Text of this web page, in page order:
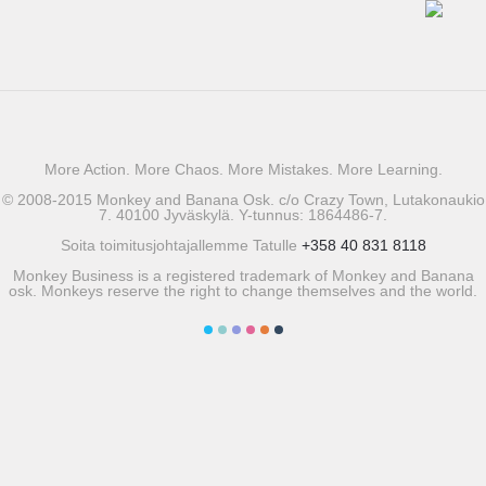
More Action. More Chaos. More Mistakes. More Learning.
© 2008-2015 Monkey and Banana Osk. c/o Crazy Town, Lutakonaukio
7. 40100 Jyväskylä. Y-tunnus: 1864486-7.
Soita toimitusjohtajallemme Tatulle +358 40 831 8118
Monkey Business is a registered trademark of Monkey and Banana
osk. Monkeys reserve the right to change themselves and the world.